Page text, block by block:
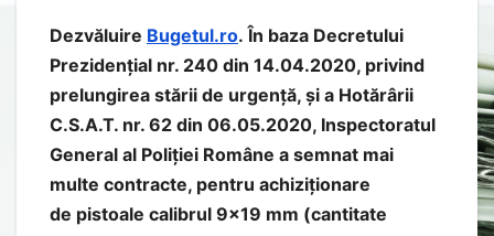
Dezvăluire Bugetul.ro. În baza Decretului
Prezidențial nr. 240 din 14.04.2020, privind
prelungirea stării de urgență, și a Hotărârii
C.S.A.T. nr. 62 din 06.05.2020, Inspectoratul
General al Poliției Române a semnat mai
multe contracte, pentru achiziționare
de pistoale calibrul 9×19 mm (cantitate